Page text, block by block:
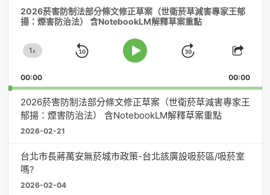
2026菸害防制法部分條文修正草案（世衛菸草減害專家王郁
揚：煙害防治法） 含NotebookLM解釋草案重點
Change
Rate
1x
Skip
Play
Jump
Forward
Share
00:00 00:00
2026菸害防制法部分條文修正草案（世衛菸草減害專家王
郁揚：煙害防治法） 含NotebookLM解釋草案重點
2026-02-21
台北市長蔣萬安無菸城市政策-台北該廣設吸菸區/吸菸室
嗎?
2026-02-04